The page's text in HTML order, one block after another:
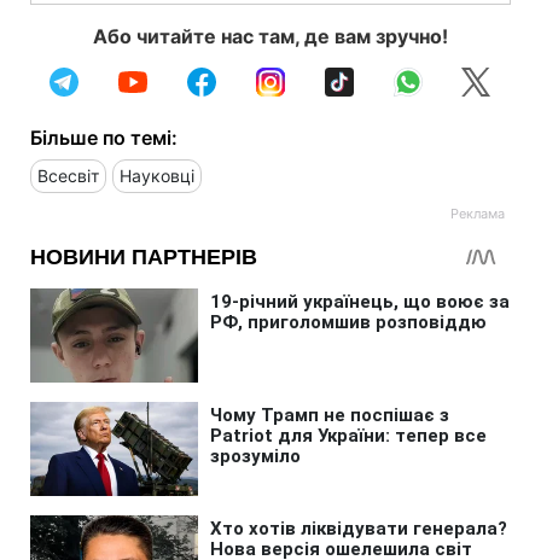
Або читайте нас там, де вам зручно!
Більше по темі:
Всесвіт Науковці